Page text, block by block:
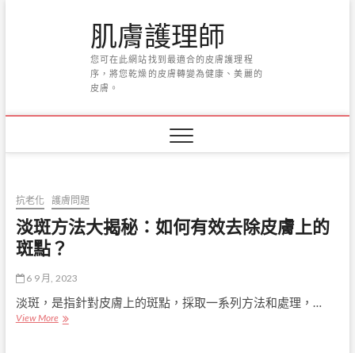
肌膚護理師
您可在此網站找到最適合的皮膚護理程
序，將您乾燥的皮膚轉變為健康、美麗的
皮膚。
抗老化 護膚問題
淡斑方法大揭秘：如何有效去除皮膚上的
斑點？
6 9 月, 2023
淡斑，是指針對皮膚上的斑點，採取一系列方法和處理，…
View More淡